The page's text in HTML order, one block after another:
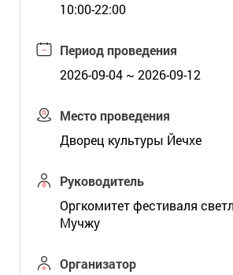
10:00-22:00
Период проведения
2026-09-04 ~ 2026-09-12
Место проведения
Дворец культуры Йечхе
Руководитель
Оргкомитет фестиваля
Мучжу
Организатор